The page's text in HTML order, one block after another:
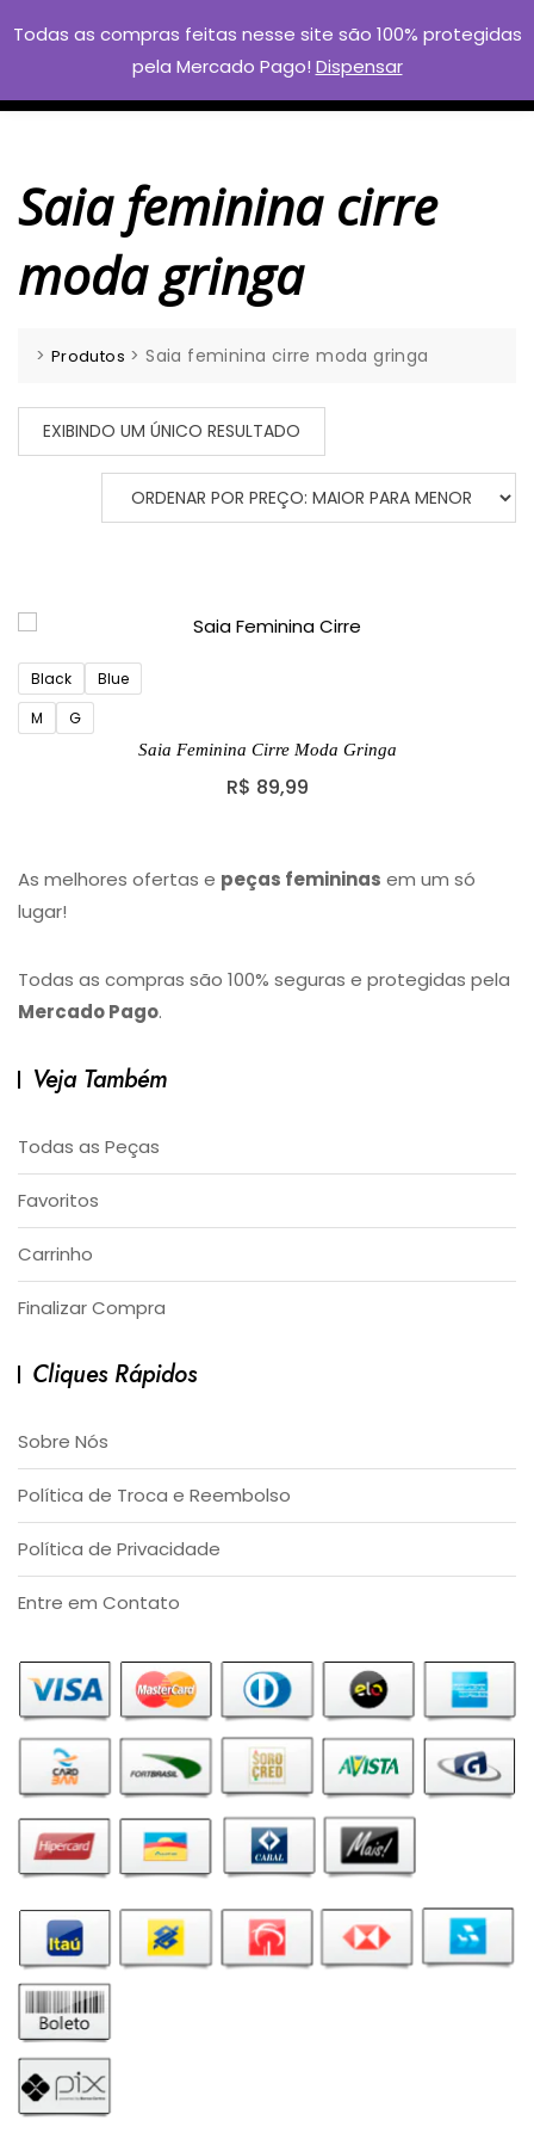
to
Saia feminina cirre
moda gringa
> Produtos >Saia feminina cirre moda gringa
EXIBINDO UM ÚNICO RESULTADO
Black
Blue
M
G
Saia Feminina Cirre Moda Gringa
R$ 89,99
As melhores ofertas e peças femininas em um só
lugar!
Todas as compras são 100% seguras e protegidas pela
Mercado Pago.
Veja Também
Todas as Peças
Favoritos
Carrinho
Finalizar Compra
Cliques Rápidos
Sobre Nós
Política de Troca e Reembolso
Política de Privacidade
Entre em Contato
Todas as compras feitas nesse site são 100% protegidas
pela Mercado Pago! Dispensar